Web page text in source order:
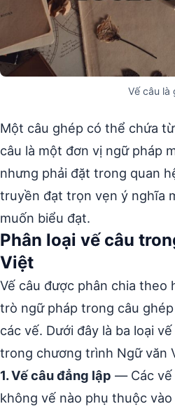
Vế câu là
Một câu ghép có thể chứa
câu là một đơn vị ngữ pháp
nhưng phải đặt trong quan
truyền đạt trọn vẹn ý nghĩa
muốn biểu đạt.
Phân loại vế câu
Việt
Vế câu được phân chia theo
trò ngữ pháp trong câu
các vế. Dưới đây là ba loại
trong chương trình Ngữ văn
1. Vế câu đẳng lập — Các vế
không vế nào phụ thuộc